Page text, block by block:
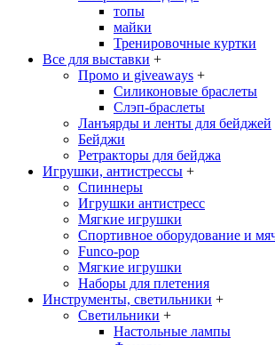
топы
майки
Тренировочные куртки
Все для выставки +
Промо и giveaways +
Силиконовые браслеты
Cлэп-браслеты
Ланъярды и ленты для бейджей
Бейджи
Ретракторы для бейджа
Игрушки, антистрессы +
Спиннеры
Игрушки антистресс
Мягкие игрушки
Спортивное оборудование и
Funco-pop
Мягкие игрушки
Наборы для плетения
Инструменты, светильники +
Светильники +
Настольные лампы